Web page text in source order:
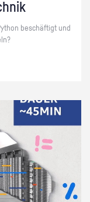
be­schäf­tigt und